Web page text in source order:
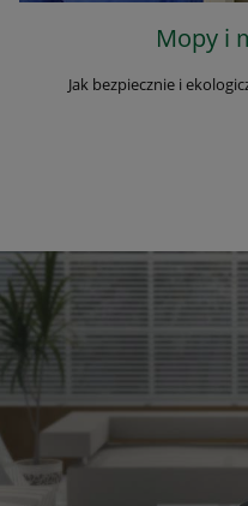
Mopy i
Jak bezpiecznie i